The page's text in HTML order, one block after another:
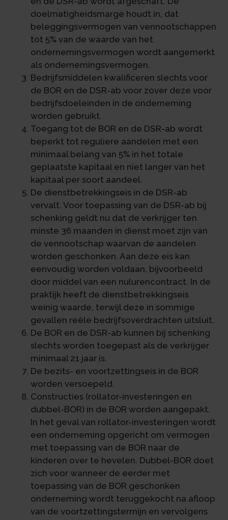
doelmatigheidsmarge houdt in, dat
beleggingsvermogen van vennootschappen
tot 5% van de waarde van het
ondernemingsvermogen wordt aangemerkt
als ondernemingsvermogen.
Bedrijfsmiddelen kwalificeren slechts voor
de BOR en de DSR-ab voor zover deze voor
bedrijfsdoeleinden in de onderneming
worden gebruikt.
Toegang tot de BOR en de DSR-ab wordt
beperkt tot reguliere aandelen met een
minimaal belang van 5% in het totale
geplaatste kapitaal en niet langer van het
kapitaal per soort aandeel.
De dienstbetrekkingseis in de DSR-ab
vervalt. Voor toepassing van de DSR-ab bij
schenking geldt nu dat de verkrijger ten
minste 36 maanden in dienst moet zijn van
de vennootschap waarvan de aandelen
worden geschonken. Aan deze eis kan
eenvoudig worden voldaan, bijvoorbeeld
door middel van een nulurencontract. In de
praktijk heeft de dienstbetrekkingseis
weinig waarde, terwijl deze in sommige
gevallen reële bedrijfsoverdrachten uitsluit.
De BOR en de DSR-ab kunnen bij schenking
slechts worden toegepast als de verkrijger
minimaal 21 jaar is.
De bezits- en voortzettingseis in de BOR
worden versoepeld.
Constructies (rollator-investeringen en
dubbel-BOR) in de BOR worden aangepakt.
In het geval van rollator-investeringen wordt
een onderneming opgericht om vermogen
met toepassing van de BOR naar de
kinderen over te hevelen. Dubbel-BOR doet
zich voor wanneer de eerder met
toepassing van de BOR geschonken
onderneming wordt teruggekocht na afloop
van de voortzettingstermijn en vervolgens